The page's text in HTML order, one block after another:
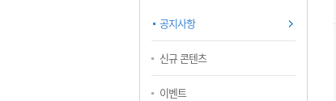
공지사항
신규 콘텐츠
이벤트